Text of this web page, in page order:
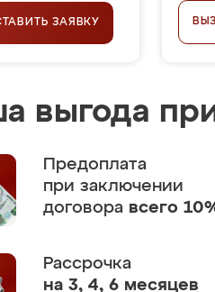
ЗАЯВКУ
выгода
Предоплата
при заключении
договора всего
Рассрочка
на 3, 4, 6 месяцев